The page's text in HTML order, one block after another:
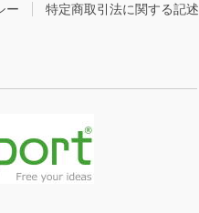
ー 特定商取引法に関する記述